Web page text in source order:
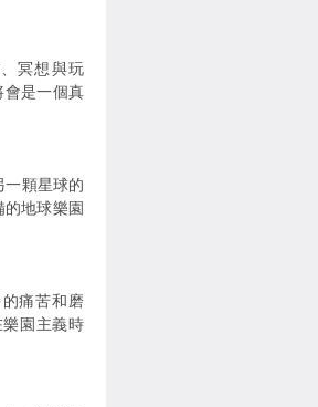
冥想與玩
會是一個真
顆星球的
地球樂園
痛苦和磨
園主義時